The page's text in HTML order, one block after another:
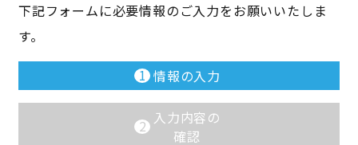
下記フォームに必要情報のご入力をお願いいたしま
す。
1 情報の入力
2 入力内容の
確認